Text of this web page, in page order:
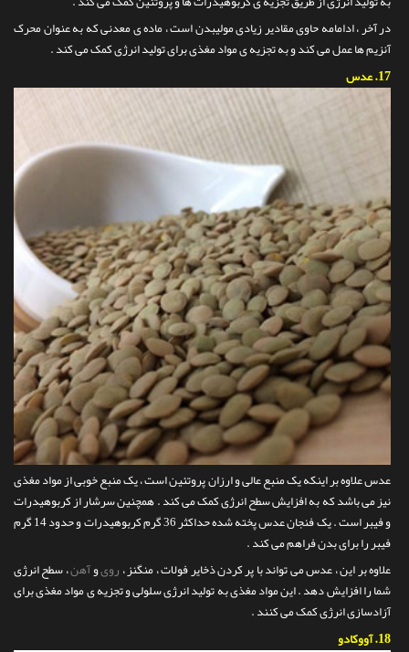
در آخر ، ادامامه حاوی مقادیر زیادی مولیبدن است ، ماده ی معدنی که به عنوان محرک
آنزیم ها عمل می کند و به تجزیه ی مواد مغذی برای تولید انرژی کمک می کند .
17. عدس
عدس علاوه بر اینکه یک منبع عالی و ارزان پروتئین است ، یک منبع خوبی از مواد مغذی
نیز می باشد که به افزایش سطح انرژی کمک می کند . همچنین سرشار از کربوهیدرات
و فیبر است . یک فنجان عدس پخته شده حداکثر 36 گرم کربوهیدرات و حدود 14 گرم
فیبر را برای بدن فراهم می کند .
علاوه بر این ، عدس می تواند با پر کردن ذخایر فولات ، منگنز ،رویوآهن، سطح انرژی
شما را افزایش دهد . این مواد مغذی به تولید انرژی سلولی و تجزیه ی مواد مغذی برای
آزادسازی انرژی کمک می کنند .
18. آووکادو